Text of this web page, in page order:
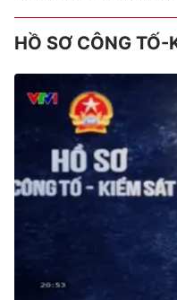
HỒ SƠ CÔNG TỐ-